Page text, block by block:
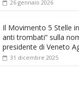
26 gennaio 2026
Il Movimento 5 Stelle
anti trombati” sulla
presidente di Veneto
31 dicembre 2025